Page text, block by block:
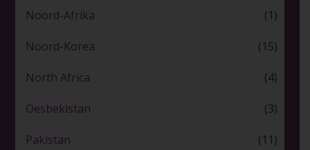
Noord-Afrika (1)
Noord-Korea (15)
North Africa (4)
Oesbekistan (3)
Pakistan (11)